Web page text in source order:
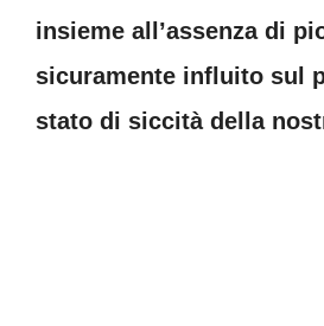
insieme all’assenza di
sicuramente influito sul
stato di siccità della